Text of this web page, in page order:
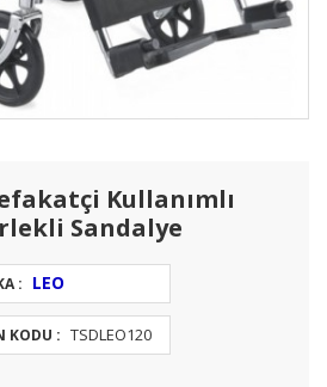
Kullanımlı
Sandalye
: LEO
KODU : TSDLEO120